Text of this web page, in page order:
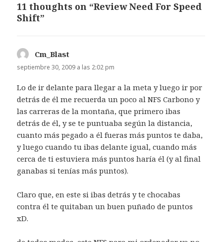
11 thoughts on “Review Need For Speed
Shift”
Cm_Blast
septiembre 30, 2009 a las 2:02 pm
Lo de ir delante para llegar a la meta y luego ir por
detrás de él me recuerda un poco al NFS Carbono y
las carreras de la montaña, que primero ibas
detrás de él, y se te puntuaba según la distancia,
cuanto más pegado a él fueras más puntos te daba,
y luego cuando tu ibas delante igual, cuando más
cerca de ti estuviera más puntos haría él (y al final
ganabas si tenías más puntos).
Claro que, en este si ibas detrás y te chocabas
contra él te quitaban un buen puñado de puntos
xD.